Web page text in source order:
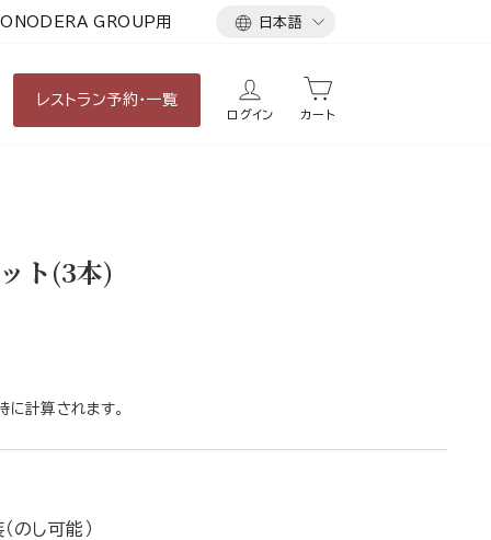
ONODERA GROUP用
言
日本語
レストラン予約・一覧
ログイン カート
ト(3本)
に計算されます。
のし可能）